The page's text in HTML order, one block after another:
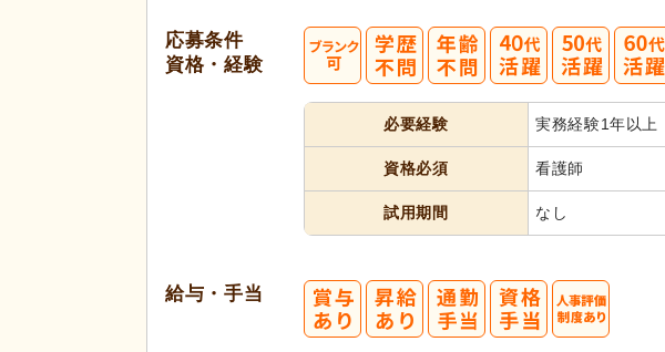
応募条件
資格・経験
必要経験 実務経験1年以上
資格必須 看護師
試用期間 なし
給与・手当